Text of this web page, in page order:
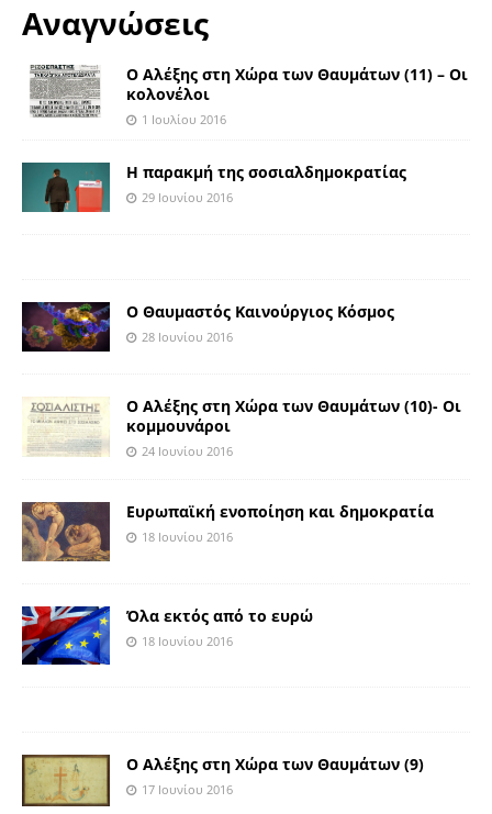
Αναγνώσεις
Ο Αλέξης στη Χώρα των Θαυμάτων (11) – Οι
κολονέλοι
1 Ιουλίου 2016
Η παρακμή της σοσιαλδημοκρατίας
29 Ιουνίου 2016
Ο Θαυμαστός Καινούργιος Κόσμος
28 Ιουνίου 2016
Ο Αλέξης στη Χώρα των Θαυμάτων (10)- Οι
κομμουνάροι
24 Ιουνίου 2016
Ευρωπαϊκή ενοποίηση και δημοκρατία
18 Ιουνίου 2016
Όλα εκτός από το ευρώ
18 Ιουνίου 2016
Ο Αλέξης στη Χώρα των Θαυμάτων (9)
17 Ιουνίου 2016